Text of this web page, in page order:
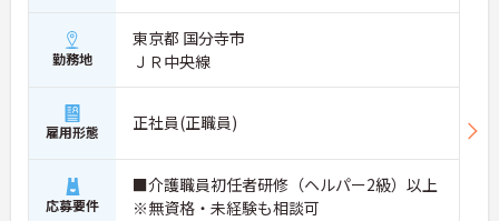
勤務地
東京都 国分寺市
ＪＲ中央線
雇用形態 正社員(正職員)
応募要件
■介護職員初任者研修（ヘルパー2級）以上
※無資格・未経験も相談可